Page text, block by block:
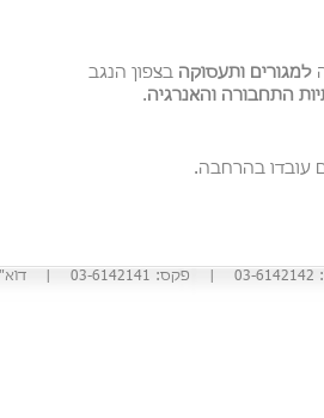
למגורים ותעסוקה בצפון הנגב
התחבורה והאנרגיה.